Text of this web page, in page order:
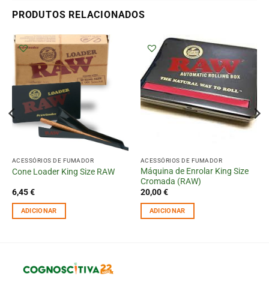
PRODUTOS RELACIONADOS
ACESSÓRIOS DE FUMADOR
Cone Loader King Size RAW
6,45€
ADICIONAR
ACESSÓRIOS DE FUMADOR
Máquina de Enrolar King Size
Cromada (RAW)
20,00€
ADICIONAR